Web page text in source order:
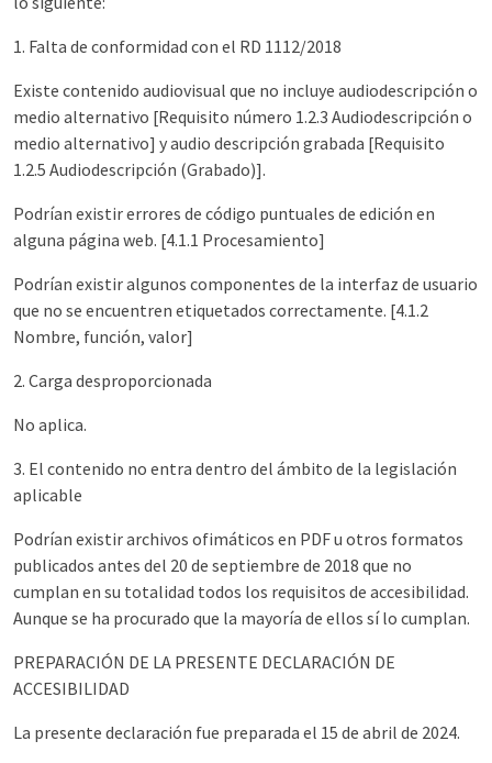
1. Falta de conformidad con el RD 1112/2018
Existe contenido audiovisual que no incluye audiodescripción o
medio alternativo [Requisito número 1.2.3 Audiodescripción o
medio alternativo] y audio descripción grabada [Requisito
1.2.5 Audiodescripción (Grabado)].
Podrían existir errores de código puntuales de edición en
alguna página web. [4.1.1 Procesamiento]
Podrían existir algunos componentes de la interfaz de usuario
que no se encuentren etiquetados correctamente. [4.1.2
Nombre, función, valor]
2. Carga desproporcionada
No aplica.
3. El contenido no entra dentro del ámbito de la legislación
aplicable
Podrían existir archivos ofimáticos en PDF u otros formatos
publicados antes del 20 de septiembre de 2018 que no
cumplan en su totalidad todos los requisitos de accesibilidad.
Aunque se ha procurado que la mayoría de ellos sí lo cumplan.
PREPARACIÓN DE LA PRESENTE DECLARACIÓN DE
ACCESIBILIDAD
La presente declaración fue preparada el 15 de abril de 2024.